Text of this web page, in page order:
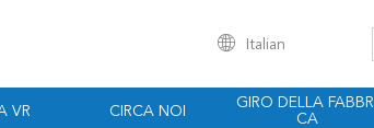
Italian
VR CIRCA NOI
GIRO DELLA FABBRI
CA